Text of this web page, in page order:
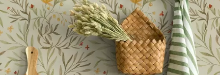
Vinilo Premium
65.0039 .00 €/m²